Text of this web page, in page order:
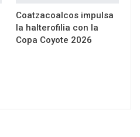
Coatzacoalcos impulsa
la halterofilia con la
Copa Coyote 2026